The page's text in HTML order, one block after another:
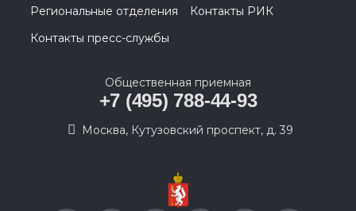
Региональные отделения
Контакты РИК
Контакты пресс-службы
Общественная приемная
+7 (495) 788-44-93
Москва, Кутузовский проспект, д. 39